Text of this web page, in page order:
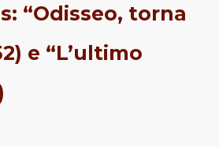
“Odisseo, torna
e “L’ultimo